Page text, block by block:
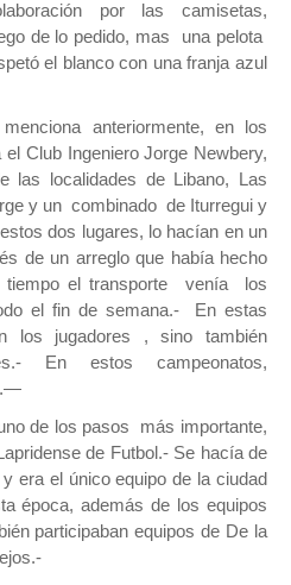
por las camisetas,
de lo pedido, mas una pelota
el blanco con una franja azul
anteriormente, en los
Club Ingeniero Jorge Newbery,
las localidades de Libano, Las
y un combinado de Iturregui y
dos lugares, lo hacían en un
de un arreglo que había hecho
tiempo el transporte venía los
el fin de semana.- En estas
los jugadores , sino también
En estos campeonatos,
de los pasos más importante,
de Futbol.- Se hacía de
era el único equipo de la ciudad
época, además de los equipos
participaban equipos de De la